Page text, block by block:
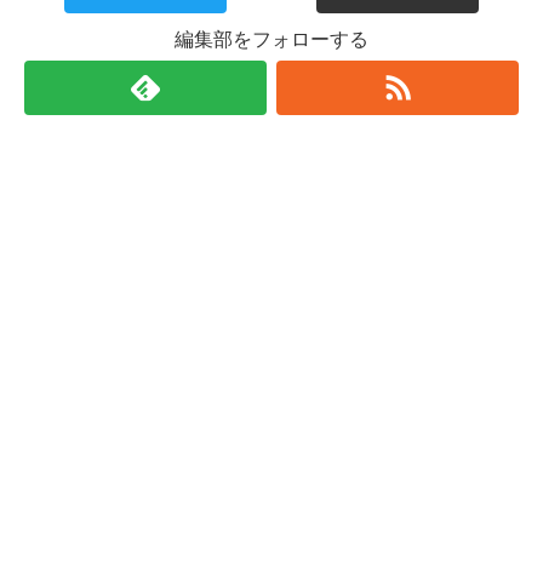
編集部をフォローする